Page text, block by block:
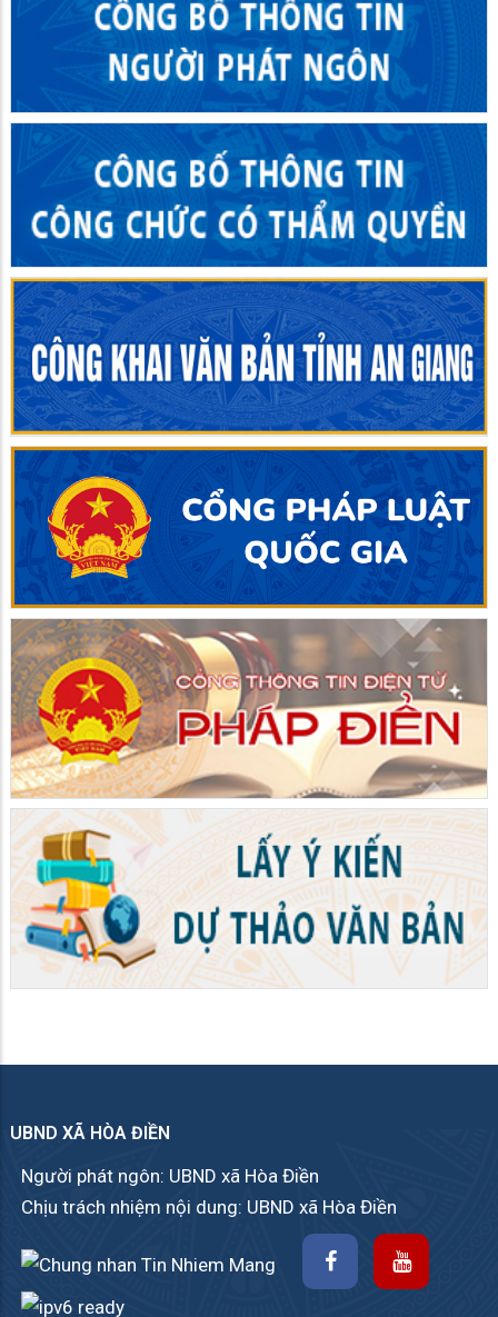
UBND XÃ HÒA ĐIỀN
Người phát ngôn: UBND xã Hòa Điền
Chịu trách nhiệm nội dung: UBND xã Hòa Điền